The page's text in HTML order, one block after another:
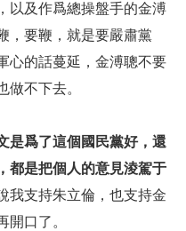
以及作爲總操盤手的金溥
，要鞭，就是要嚴肅黨
心的話蔓延，金溥聰不要
做不下去。
是爲了這個國民黨好，還
都是把個人的意見淩駕于
我支持朱立倫，也支持金
開口了。